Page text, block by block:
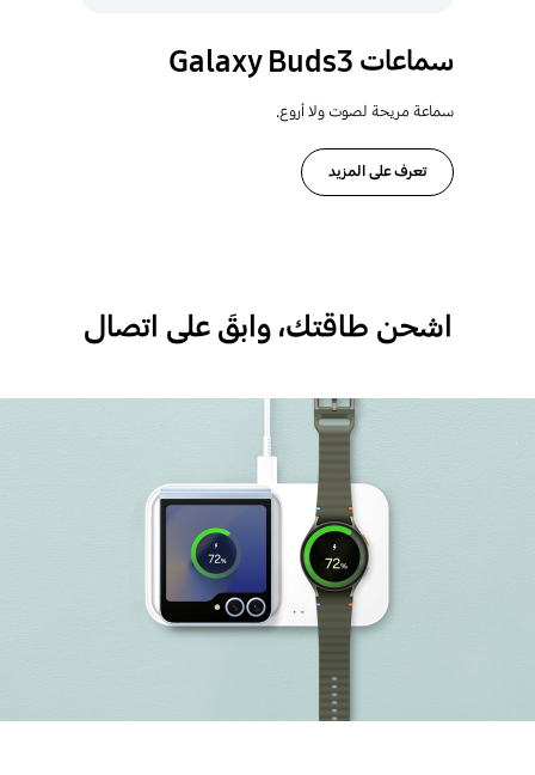
سماعات Galaxy Buds3
سماعة مريحة لصوت ولا أروع.
تعرف على المزيد
اشحن طاقتك، وابقَ على اتصال